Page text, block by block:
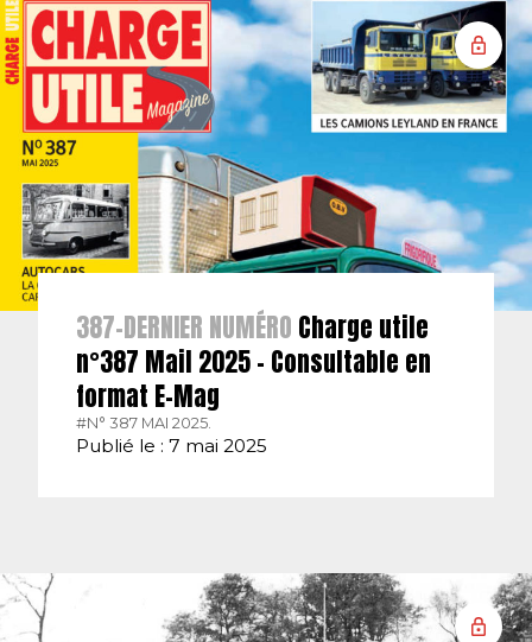
387-DERNIER NUMÉRO Charge utile
n°387 Mail 2025 – Consultable en
format E-Mag
#N° 387 MAI 2025.
Publié le : 7 mai 2025